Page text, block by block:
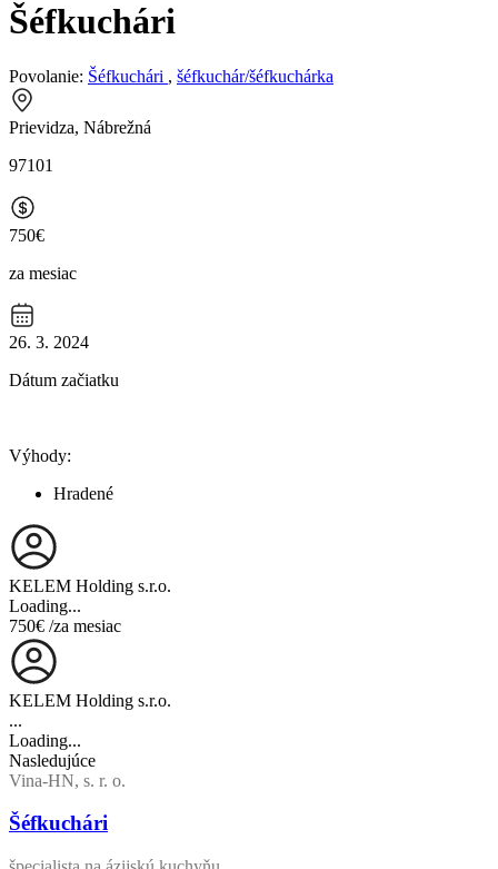
Šéfkuchári
Povolanie: Šéfkuchári , šéfkuchár/šéfkuchárka
Prievidza, Nábrežná
97101
750€
za mesiac
26. 3. 2024
Dátum začiatku
Výhody:
Hradené
KELEM Holding s.r.o.
Loading...
750€ /za mesiac
KELEM Holding s.r.o.
...
Loading...
Nasledujúce
Vina-HN, s. r. o.
Šéfkuchári